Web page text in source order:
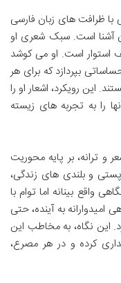
ظرافت های زبان فارسی
آشنا است. سبک شعری او
استوار است. او می کوشد
بپردازد که برای هر
این رویکرد، اشعار او را
را به تجربه های زیسته
و ترانه، بر پایه محوریت
و بلندی های زندگی،
واقع بینانه اما توام با
امیدوارانه به آینده، حتی
نگاه، به مخاطب این
کرده و در هر مصرع،